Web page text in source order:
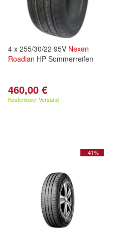
4 x 255/30/22 95V Nexen
Roadian HP Sommerreifen
460,00 €
Kostenloser Versand
- 41%